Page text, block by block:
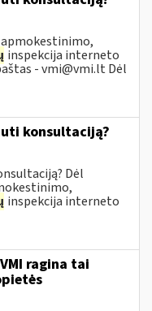
inspekcija interneto
-vmi@vmi.ltDėl
konsultaciją?
Dėl
inspekcija interneto
ragina tai